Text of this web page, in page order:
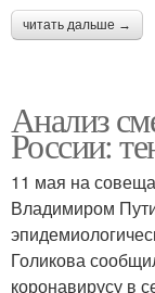
читать дальше →
Анализ
России:
11 мая на
Владимиром
Голикова
коронавирусу в